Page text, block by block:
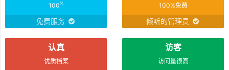
100%
免费服务
100%免费
倾听的管理员
认真
优质档案
访客
访问量很高